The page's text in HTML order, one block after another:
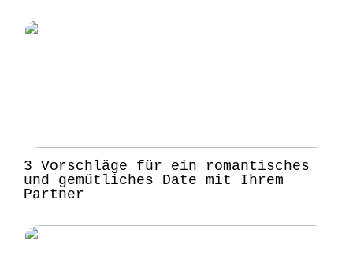
3 Vorschläge für ein romantisches
und gemütliches Date mit Ihrem
Partner